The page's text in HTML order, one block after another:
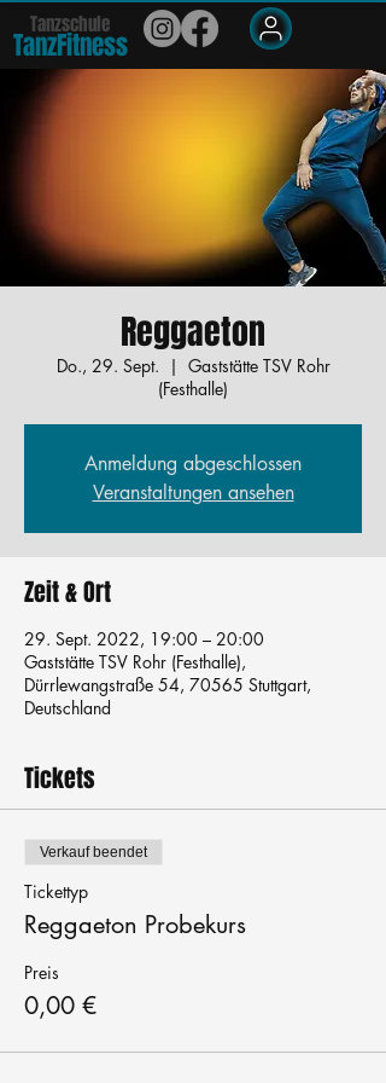
Tanzschule
TanzFitness
Reggaeton
Do., 29. Sept.
  |
Gaststätte TSV Rohr
(Festhalle)
Anmeldung abgeschlossen
Veranstaltungen ansehen
Zeit & Ort
29. Sept. 2022, 19:00 – 20:00
Gaststätte TSV Rohr (Festhalle),
Dürrlewangstraße 54, 70565 Stuttgart,
Deutschland
Tickets
Verkauf beendet
Tickettyp
Reggaeton Probekurs
Preis
0,00 €